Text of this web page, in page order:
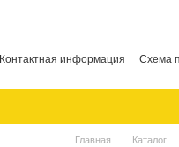
Контактная информация Схема
Главная Каталог